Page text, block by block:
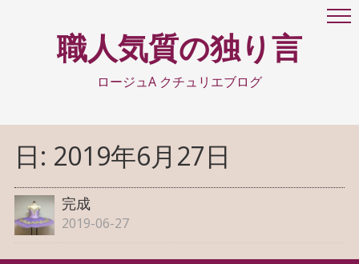
職人気質の独り言
ロージュA クチュリエブログ
日: 2019年6月27日
完成
2019-06-27